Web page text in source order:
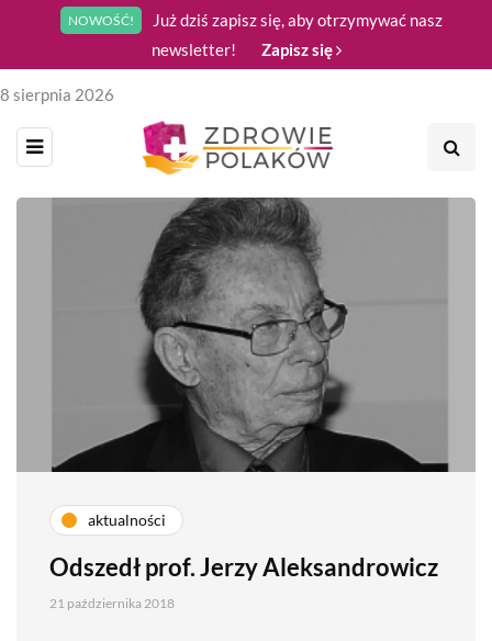
NOWOŚĆ!
Już dziś zapisz się, aby otrzymywać nasz
newsletter!
Zapisz się
8 sierpnia 2026
aktualności
Odszedł prof. Jerzy Aleksandrowicz
21 października 2018